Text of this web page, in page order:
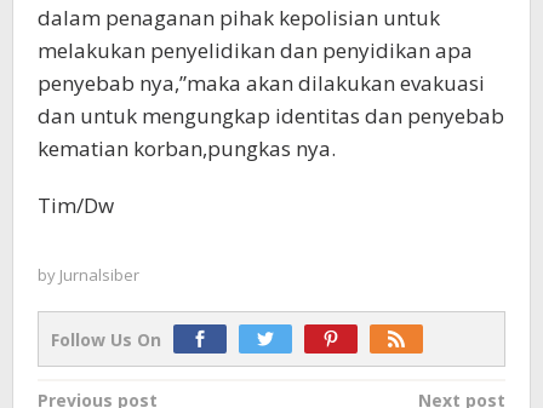
dalam penaganan pihak kepolisian untuk
melakukan penyelidikan dan penyidikan apa
penyebab nya,”maka akan dilakukan evakuasi
dan untuk mengungkap identitas dan penyebab
kematian korban,pungkas nya.
Tim/Dw
by Jurnalsiber
Follow Us On
Previous post
Next post